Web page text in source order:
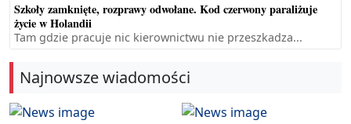
Szkoły zamknięte, rozprawy odwołane. Kod czerwony paraliżuje
życie w Holandii
Tam gdzie pracuje nic kierownictwu nie przeszkadza...
Najnowsze wiadomości